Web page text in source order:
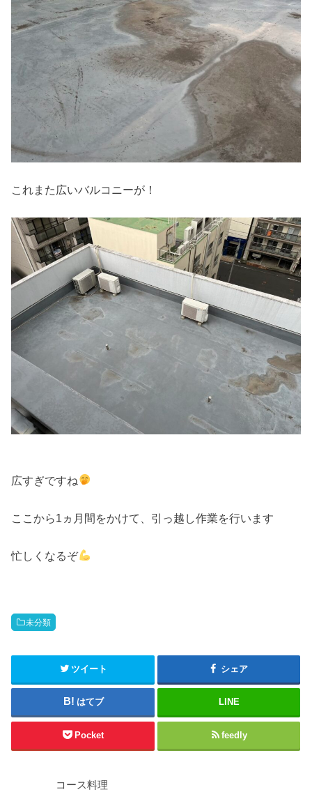
これまた広いバルコニーが！
広すぎですね
ここから1ヵ月間をかけて、引っ越し作業を行います
忙しくなるぞ
未分類
ツイート シェア
はてブ LINE
Pocket feedly
コース料理